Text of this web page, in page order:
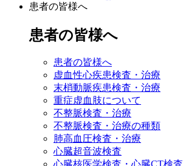
患者の皆様へ
患者の皆様へ
患者の皆様へ
虚血性心疾患検査・治療
末梢動脈疾患検査・治療
重症虚血肢について
不整脈検査・治療
不整脈検査・治療の種類
肺高血圧検査・治療
心臓超音波検査